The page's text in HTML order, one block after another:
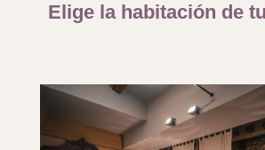
Elige la habitación de